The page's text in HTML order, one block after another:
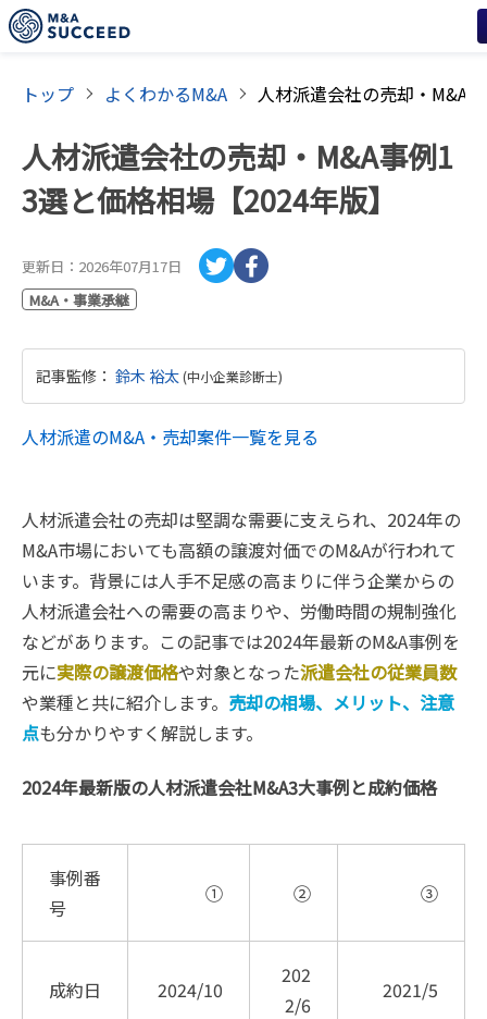
トップ よくわかるM&A
人材派遣会社の売却・M&A事例1
3選と価格相場【2024年版】
更新日： 2026年07月17日
M&A・事業承継
記事監修 ： 鈴木 裕太(中小企業診断士)
人材派遣のM&A・売却案件一覧を見る
人材派遣会社の売却は堅調な需要に支えられ、2024年の
M&A市場においても高額の譲渡対価でのM&Aが行われて
います。背景には人手不足感の高まりに伴う企業からの
人材派遣会社への需要の高まりや、労働時間の規制強化
などがあります。この記事では2024年最新のM&A事例を
元に実際の譲渡価格や対象となった派遣会社の従業員数
や業種と共に紹介します。 売却の相場、メリット、注意
点も分かりやすく解説します。
2024年最新版の人材派遣会社M&A3大事例と成約価格
事例番
号
① ② ③
成約日 2024/10
202
2/6
2021/5